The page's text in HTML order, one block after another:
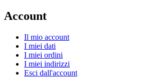
Account
Il mio account
I miei dati
I miei ordini
I miei indirizzi
Esci dall'account